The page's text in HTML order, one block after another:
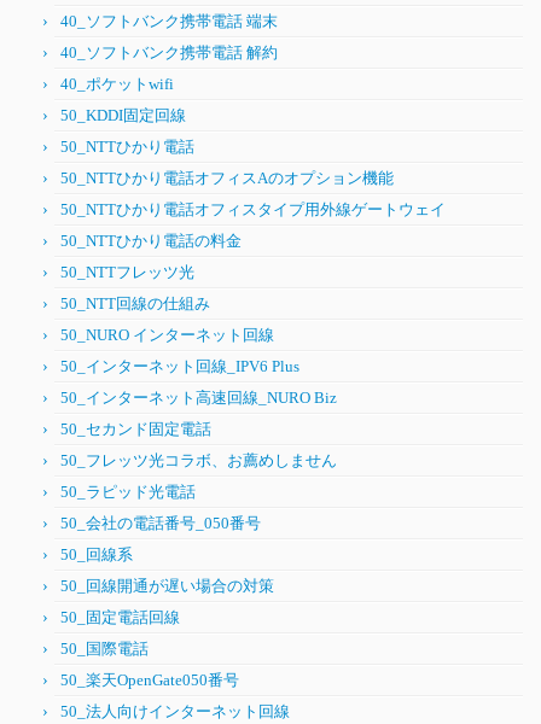
40_ソフトバンク携帯電話 端末
40_ソフトバンク携帯電話 解約
40_ポケットwifi
50_KDDI固定回線
50_NTTひかり電話
50_NTTひかり電話オフィスAのオプション機能
50_NTTひかり電話オフィスタイプ用外線ゲートウェイ
50_NTTひかり電話の料金
50_NTTフレッツ光
50_NTT回線の仕組み
50_NURO インターネット回線
50_インターネット回線_IPV6 Plus
50_インターネット高速回線_NURO Biz
50_セカンド固定電話
50_フレッツ光コラボ、お薦めしません
50_ラピッド光電話
50_会社の電話番号_050番号
50_回線系
50_回線開通が遅い場合の対策
50_固定電話回線
50_国際電話
50_楽天OpenGate050番号
50_法人向けインターネット回線